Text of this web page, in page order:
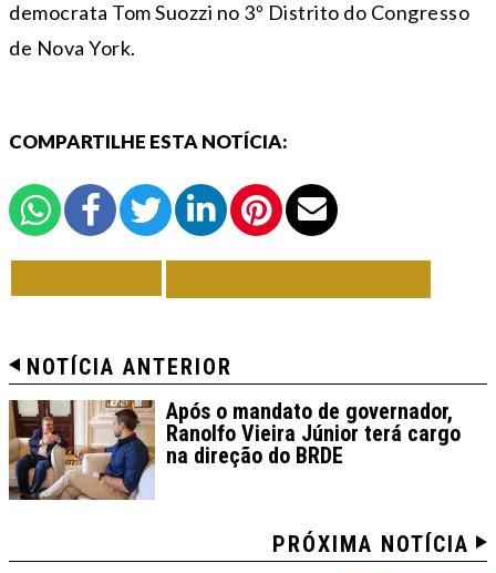
democrata Tom Suozzi no 3º Distrito do Congresso
de Nova York.
COMPARTILHE ESTA NOTÍCIA:
NOTÍCIA ANTERIOR
Após o mandato de governador,
Ranolfo Vieira Júnior terá cargo
na direção do BRDE
PRÓXIMA NOTÍCIA